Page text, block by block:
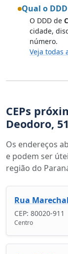
Qual o
O DDD de
cidade,
número.
Veja todas
CEPs
Deodoro,
Os endereços
e podem ser
região do
Rua
CEP: 80020-911
Centro